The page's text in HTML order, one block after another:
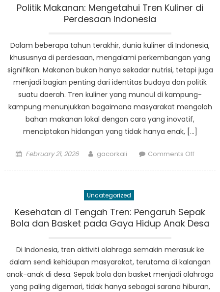
Dini
Politik Makanan: Mengetahui Tren Kuliner di
Perdesaan Indonesia
Dalam beberapa tahun terakhir, dunia kuliner di Indonesia,
khususnya di perdesaan, mengalami perkembangan yang
signifikan. Makanan bukan hanya sekadar nutrisi, tetapi juga
menjadi bagian penting dari identitas budaya dan politik
suatu daerah. Tren kuliner yang muncul di kampung-
kampung menunjukkan bagaimana masyarakat mengolah
bahan makanan lokal dengan cara yang inovatif,
menciptakan hidangan yang tidak hanya enak, […]
Posted
February 21, 2026 Author
gacorkali Comments Offon
Kuliner
di
Uncategorized
Kesehatan di Tengah Tren: Pengaruh Sepak
Bola dan Basket pada Gaya Hidup Anak Desa
Di Indonesia, tren aktiviti olahraga semakin merasuk ke
dalam sendi kehidupan masyarakat, terutama di kalangan
anak-anak di desa. Sepak bola dan basket menjadi olahraga
yang paling digemari, tidak hanya sebagai sarana hiburan,